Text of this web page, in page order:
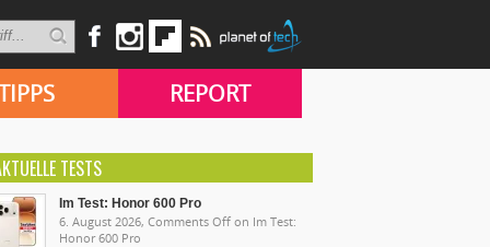
REPORT
TESTS
Im Test: Honor 600 Pro
6. August 2026, Comments Off on Im Test:
Honor 600 Pro